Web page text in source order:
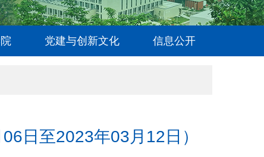
党建与创新文化 信息公开
日至2023年03月12日）